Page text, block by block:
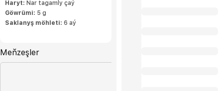
Haryt: Nar tagamly çaý
Göwrümi: 5 g
Saklanyş möhleti: 6 aý
Meňzeşler